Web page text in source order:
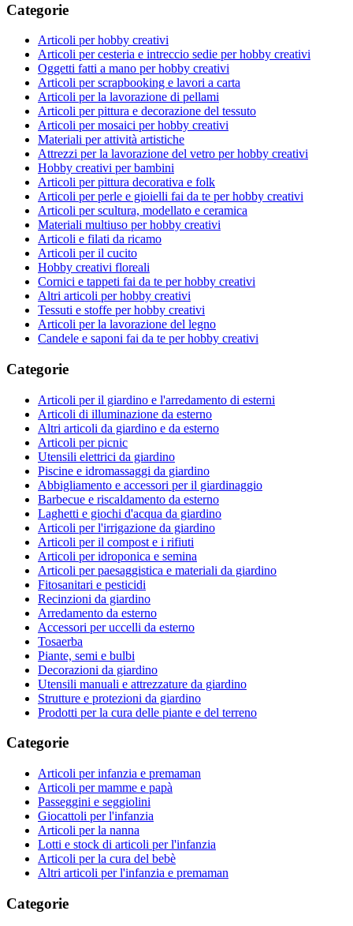
Categorie
Articoli per hobby creativi
Articoli per cesteria e intreccio sedie per hobby creativi
Oggetti fatti a mano per hobby creativi
Articoli per scrapbooking e lavori a carta
Articoli per la lavorazione di pellami
Articoli per pittura e decorazione del tessuto
Articoli per mosaici per hobby creativi
Materiali per attività artistiche
Attrezzi per la lavorazione del vetro per hobby creativi
Hobby creativi per bambini
Articoli per pittura decorativa e folk
Articoli per perle e gioielli fai da te per hobby creativi
Articoli per scultura, modellato e ceramica
Materiali multiuso per hobby creativi
Articoli e filati da ricamo
Articoli per il cucito
Hobby creativi floreali
Cornici e tappeti fai da te per hobby creativi
Altri articoli per hobby creativi
Tessuti e stoffe per hobby creativi
Articoli per la lavorazione del legno
Candele e saponi fai da te per hobby creativi
Categorie
Articoli per il giardino e l'arredamento di esterni
Articoli di illuminazione da esterno
Altri articoli da giardino e da esterno
Articoli per picnic
Utensili elettrici da giardino
Piscine e idromassaggi da giardino
Abbigliamento e accessori per il giardinaggio
Barbecue e riscaldamento da esterno
Laghetti e giochi d'acqua da giardino
Articoli per l'irrigazione da giardino
Articoli per il compost e i rifiuti
Articoli per idroponica e semina
Articoli per paesaggistica e materiali da giardino
Fitosanitari e pesticidi
Recinzioni da giardino
Arredamento da esterno
Accessori per uccelli da esterno
Tosaerba
Piante, semi e bulbi
Decorazioni da giardino
Utensili manuali e attrezzature da giardino
Strutture e protezioni da giardino
Prodotti per la cura delle piante e del terreno
Categorie
Articoli per infanzia e premaman
Articoli per mamme e papà
Passeggini e seggiolini
Giocattoli per l'infanzia
Articoli per la nanna
Lotti e stock di articoli per l'infanzia
Articoli per la cura del bebè
Altri articoli per l'infanzia e premaman
Categorie